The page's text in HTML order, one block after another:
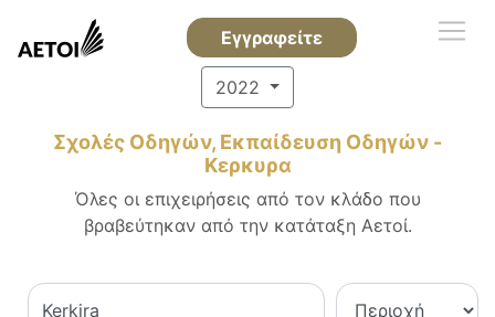
Εγγραφείτε
2022
Σχολές Οδηγών, Εκπαίδευση Οδηγών -
Κερκυρα
Όλες οι επιχειρήσεις από τον κλάδο που
βραβεύτηκαν από την κατάταξη Αετοί.